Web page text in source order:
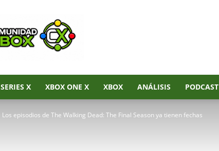
Noticias
de
Xbox
Series
Xbox
One
360
SERIES X XBOX ONE X XBOX ANÁLISIS PODCAST
Los episodios de The Walking Dead: The Final Season ya tienen fechas